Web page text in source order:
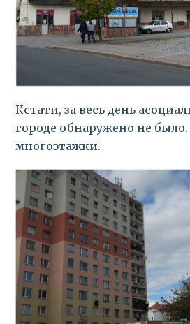
Кстати, за весь день
городе обнаружено не было.
многоэтажки.